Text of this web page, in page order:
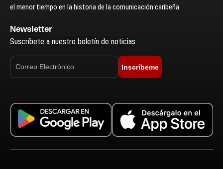
el menor tiempo en la historia de la comunicación caribeña.
Newsletter
Suscríbete a nuestro boletín de noticias.
Inscríbeme